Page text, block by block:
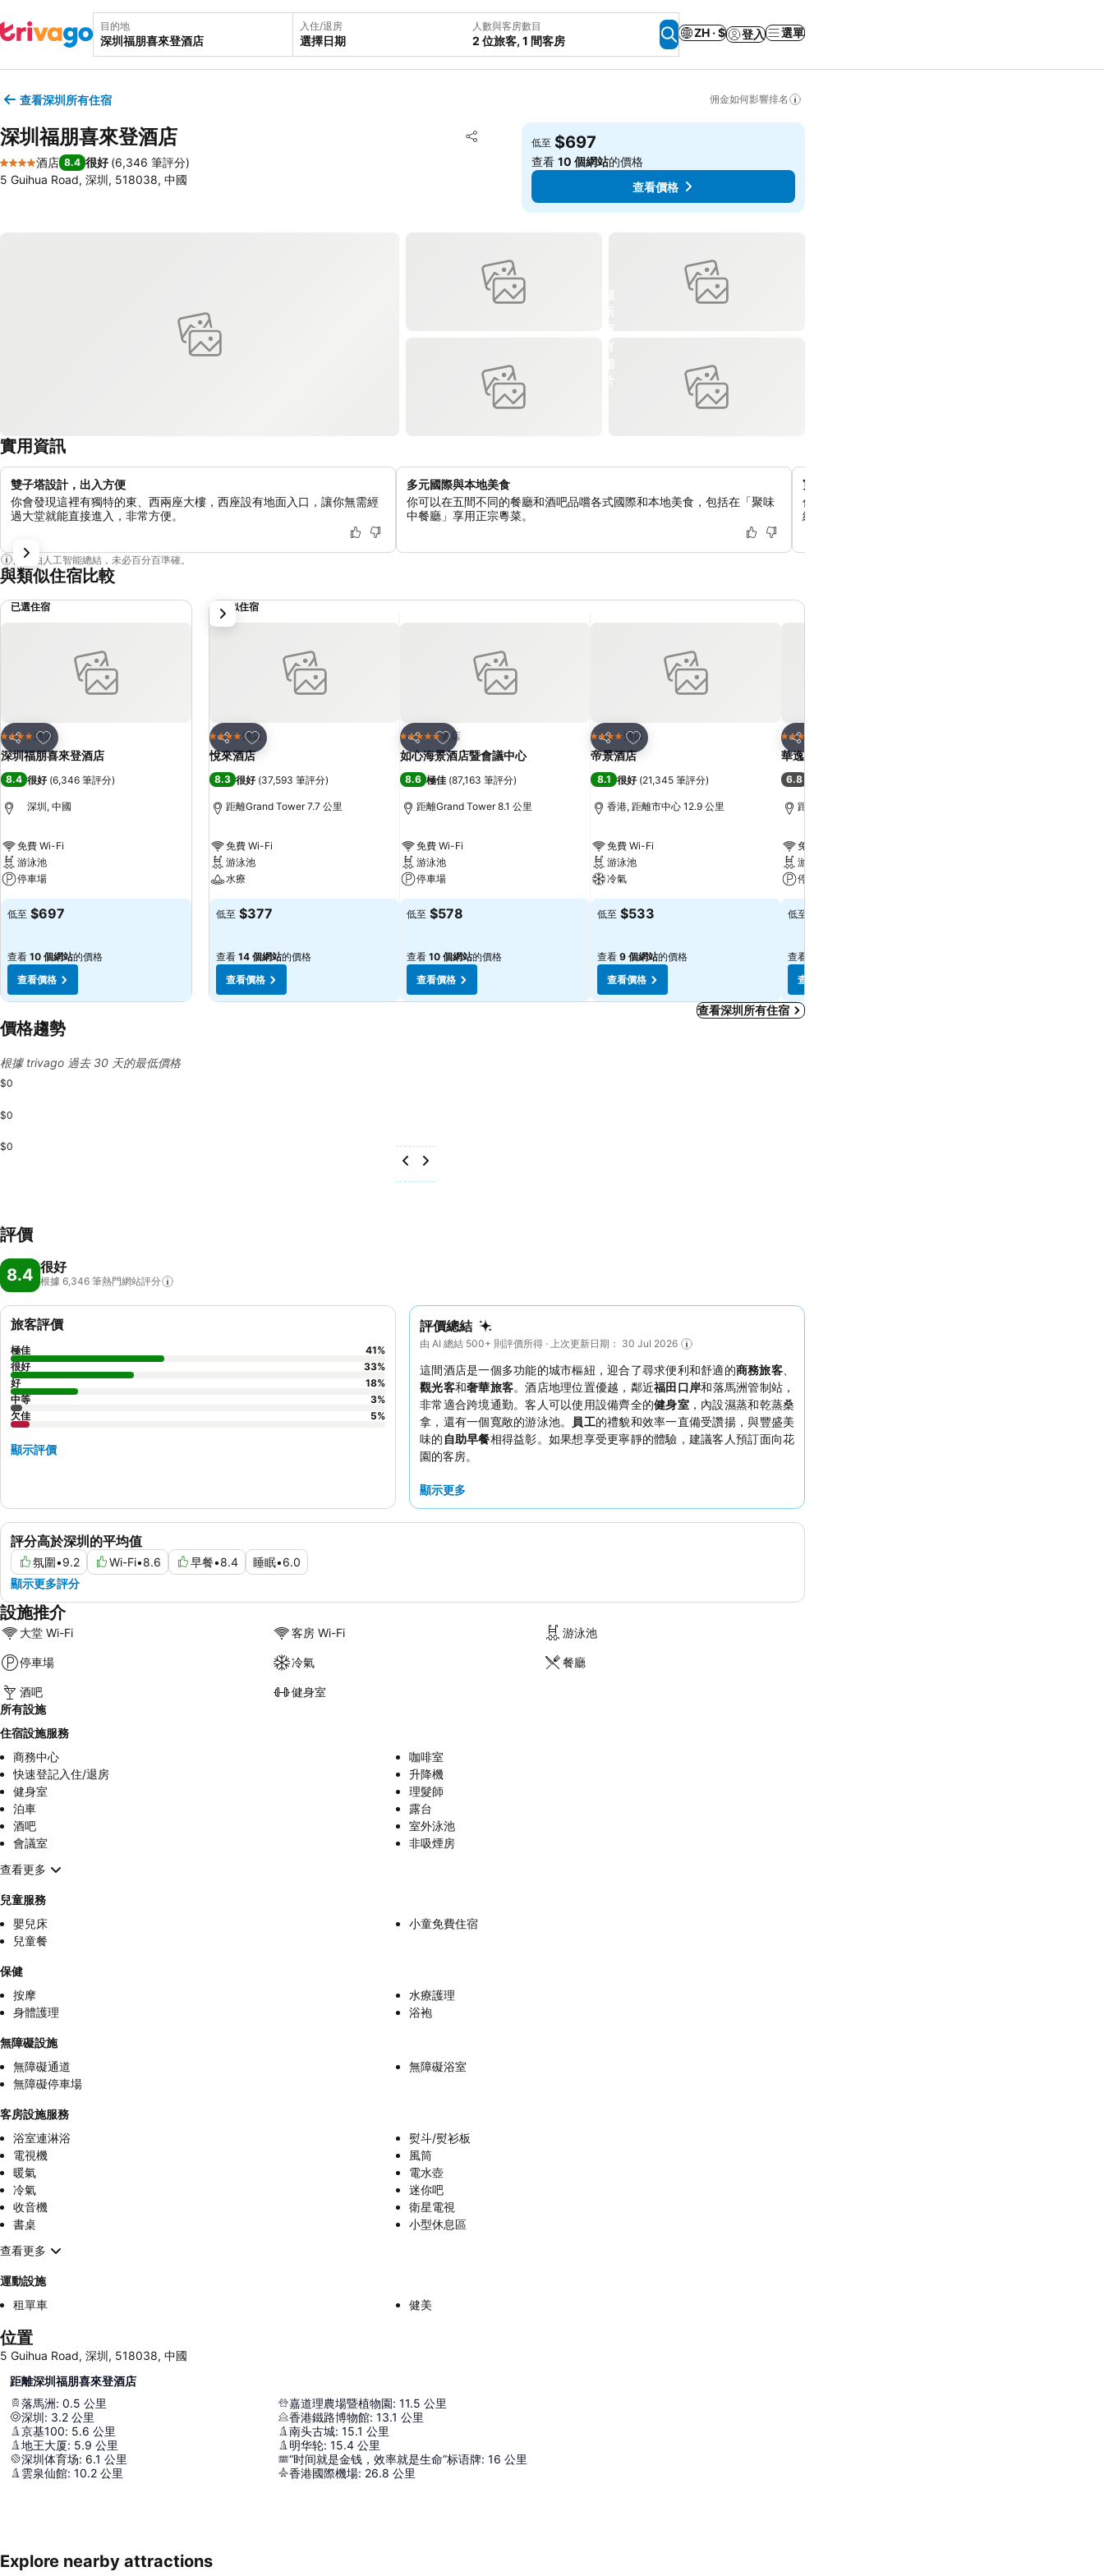
目的地 入住/退房
選擇日期
人數與客房數目
2 位旅客, 1 間客房
ZH · $ 登入 選單
查看深圳所有住宿 佣金如何影響排名
深圳福朋喜來登酒店 分享
放到收藏夾
4 星級
酒店 8.4 很好 (6,346 筆評分)
5 Guihua Road, 深圳, 518038, 中國
低至 $697
查看10 個網站的價格
查看價格
實用資訊
雙子塔設計，出入方便
你會發現這裡有獨特的東、西兩座大樓，西座設有地面入口，讓你無需經
過大堂就能直接進入，非常方便。
多元國際與本地美食
你可以在五間不同的餐廳和酒吧品嚐各式國際和本地美食，包括在「聚味
中餐廳」享用正宗粵菜。
寬敞的室外游泳池
你可以在這個24米長的室外泳池放鬆身心，它是一個令人
綠洲。
內容由人工智能總結，未必百分百準確。
與類似住宿比較
已選住宿
分享
放到收藏夾
4 星級 酒店
深圳福朋喜來登酒店
8.4 很好 (6,346 筆評分)
深圳, 中國
免費 Wi-Fi
游泳池
停車場
低至 $697
查看 10 個網站的價格
查看價格
類似住宿
分享
放到收藏夾
4 星級 酒店
悅來酒店
8.3 很好 (37,593 筆評分)
距離Grand Tower 7.7 公里
免費 Wi-Fi
游泳池
水療
低至 $377
查看 14 個網站的價格
查看價格
分享
放到收藏夾
5 星級 酒店
如心海景酒店暨會議中心
8.6 極佳 (87,163 筆評分)
距離Grand Tower 8.1 公里
免費 Wi-Fi
游泳池
停車場
低至 $578
查看 10 個網站的價格
查看價格
分享
放到收藏夾
4 星級 酒店
帝景酒店
8.1 很好 (21,345 筆評分)
香港, 距離市中心 12.9 公里
免費 Wi-Fi
游泳池
冷氣
低至 $533
查看 9 個網站的價格
查看價格
分享
3 星級
華逸酒店
6.8
距離Grand Tower 6.7 公里
免費 Wi-Fi
游泳池
停車場
低至
查看
查看價格
下一步
查看深圳所有住宿
價格趨勢
根據 trivago 過去 30 天的最低價格
$0
$0
$0
評價
8.4 很好
根據 6,346 筆熱門網站評分
評價總結
由 AI 總結 500+ 則評價所得 · 上次更新日期： 30 Jul 2026
這間酒店是一個多功能的城市樞紐，迎合了尋求便利和舒適的商務旅客
觀光客和奢華旅客。酒店地理位置優越，鄰近福田口岸和落馬洲管制站，
非常適合跨境通勤。客人可以使用設備齊全的健身室，內設濕蒸和乾蒸桑
拿，還有一個寬敞的游泳池。 員工的禮貌和效率一直備受讚揚，與豐盛美
味的 自助早餐相得益彰。如果想享受更寧靜的體驗，建議客人預訂面向花
園的客房。
顯示更多
評分高於深圳的平均值
氛圍•9.2 Wi-Fi•8.6 早餐•8.4 睡眠•6.0
顯示更多評分
旅客評價
極佳 41%
很好
33%
好
18%
中等
3%
欠佳
5%
顯示評價
設施推介
大堂 Wi-Fi 客房 Wi-Fi 游泳池
停車場 冷氣 餐廳
酒吧
健身室
所有設施
住宿設施服務
商務中心
咖啡室
快速登記入住/退房
升降機
健身室
理髮師
泊車
露台
酒吧
室外泳池
會議室
非吸煙房
查看更多
兒童服務
嬰兒床
小童免費住宿
兒童餐
保健
按摩
水療護理
身體護理
浴袍
無障礙設施
無障礙通道
無障礙浴室
無障礙停車場
客房設施服務
浴室連淋浴
熨斗/熨衫板
電視機
風筒
暖氣
電水壺
冷氣
迷你吧
收音機
衛星電視
書桌
小型休息區
查看更多
運動設施
租單車
健美
位置
5 Guihua Road, 深圳, 518038, 中國
距離深圳福朋喜來登酒店
落馬洲: 0.5 公里
深圳: 3.2 公里
京基100: 5.6 公里
地王大厦: 5.9 公里
深圳体育场: 6.1 公里
雲泉仙館: 10.2 公里
嘉道理農場暨植物園: 11.5 公里
香港鐵路博物館: 13.1 公里
南头古城: 15.1 公里
明华轮: 15.4 公里
“时间就是金钱，效率就是生命”标语牌: 16 公里
香港國際機場: 26.8 公里
Explore nearby attractions